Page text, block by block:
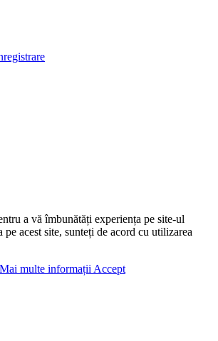
a vă îmbunătăți experiența pe site-ul
pe acest site, sunteți de acord cu utilizarea
Mai multe informațiiAccept